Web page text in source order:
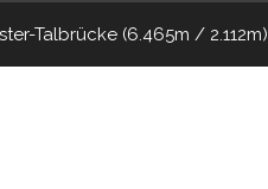
Talbrücke (6.465m / 2.112m)